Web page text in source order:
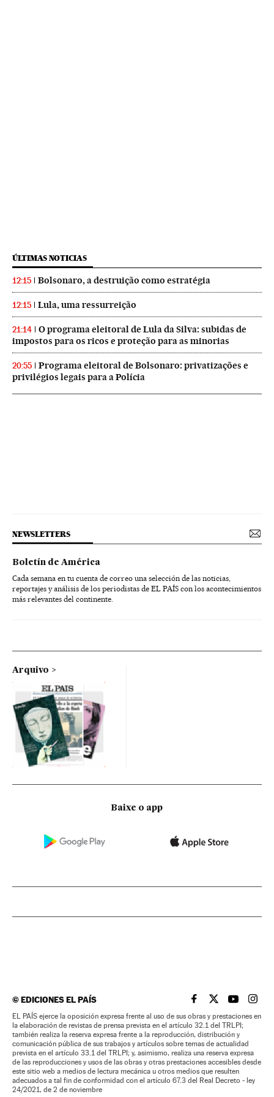
ÚLTIMAS NOTICIAS
12:15 Bolsonaro, a destruição como estratégia
12:15 Lula, uma ressurreição
21:14
O programa eleitoral de Lula da Silva: subidas de
impostos para os ricos e proteção para as minorias
20:55
Programa eleitoral de Bolsonaro: privatizações e
privilégios legais para a Polícia
NEWSLETTERS
Boletín de América
Cada semana en tu cuenta de correo una selección de las noticias,
reportajes y análisis de los periodistas de EL PAÍS con los acontecimientos
más relevantes del continente.
Arquivo
Baixe o app
©EDICIONES EL PAÍS EL PAÍS BRASIL EN
EL PAÍSEL PAÍS
EL
EL PAÍS ejerce la oposición expresa frente al uso de sus obras y prestaciones en
la elaboración de revistas de prensa prevista en el artículo 32.1 del TRLPI;
también realiza la reserva expresa frente a la reproducción, distribución y
comunicación pública de sus trabajos y artículos sobre temas de actualidad
prevista en el artículo 33.1 del TRLPI; y, asimismo, realiza una reserva expresa
de las reproducciones y usos de las obras y otras prestaciones accesibles desde
este sitio web a medios de lectura mecánica u otros medios que resulten
adecuados a tal fin de conformidad con el artículo 67.3 del Real Decreto - ley
24/2021, de 2 de noviembre